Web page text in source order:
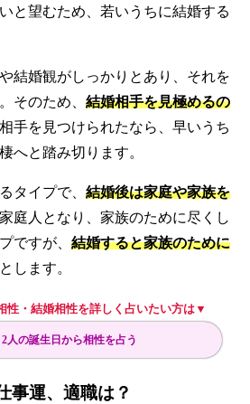
と望むため、若いうちに結婚する
結婚観がしっかりとあり、それを
そのため、 結婚相手を見極めるの
手を見つけられたなら、早いうち
へと踏み切ります。
タイプで、 結婚後は家庭や家族を
庭人となり、家族のために尽くし
ですが、 結婚すると家族のために
とします。
性・結婚相性を詳しく占いたい方は▼
2人の誕生日から相性を占う
事運、適職は？